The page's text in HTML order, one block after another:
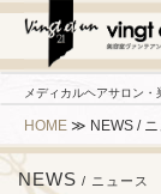
メディカルヘアサロン
HOME ≫ NEWS /
NEWS / ニュース